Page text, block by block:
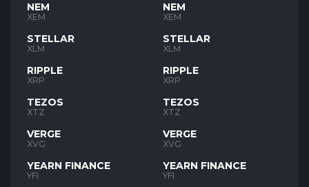
NEM
XEM
STELLAR
XLM
RIPPLE
XRP
TEZOS
XTZ
VERGE
XVG
YEARN FINANCE
YFI
NEM
XEM
STELLAR
XLM
RIPPLE
XRP
TEZOS
XTZ
VERGE
XVG
YEARN FINANCE
YFI